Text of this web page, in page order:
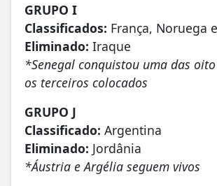
GRUPO I
Classificados: França, Noruega
Eliminado: Iraque
*Senegal conquistou uma das
os terceiros colocados
GRUPO J
Classificado: Argentina
Eliminado: Jordânia
*Áustria e Argélia seguem vivos